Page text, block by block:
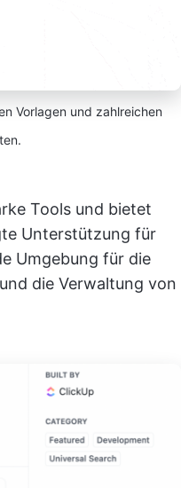
Vorlagen und zahlreichen
Tools und bietet
Unterstützung für
Umgebung für die
die Verwaltung von